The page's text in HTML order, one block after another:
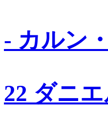
- カルン
22 ダニ